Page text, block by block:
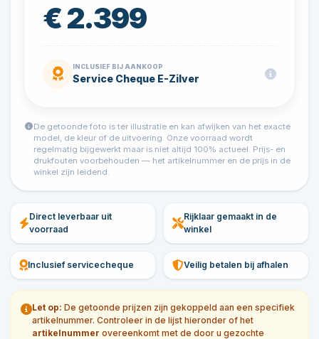
€ 2.399
INCLUSIEF BIJ AANKOOP
Service Cheque E-Zilver
De getoonde foto is ter illustratie en kan afwijken van het exacte
model, de kleur of de uitvoering. Onze voorraad wordt
regelmatig bijgewerkt maar is niet altijd 100% actueel. Prijs- en
drukfouten voorbehouden — het artikelnummer en de prijs in de
winkel zijn leidend.
Direct leverbaar uit
voorraad
Rijklaar gemaakt in de
winkel
Inclusief servicecheque Veilig betalen bij afhalen
Let op: De getoonde prijzen zijn gekoppeld aan een specifiek
artikelnummer. Controleer in de lijst hieronder of het
artikelnummer overeenkomt met de door u gezochte